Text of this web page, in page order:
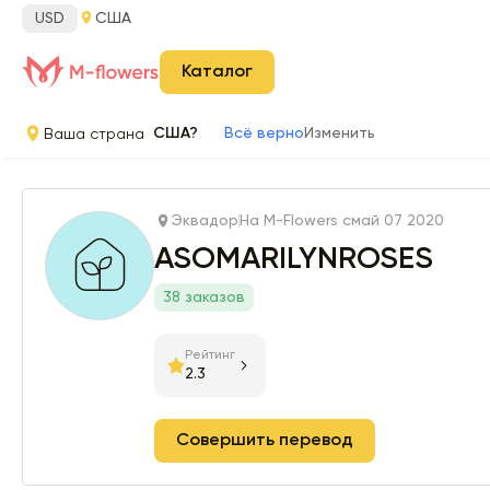
USD США
Каталог
Ваша страна США? Всё верно Изменить
Эквадор На M-Flowers смай 07 2020
ASOMARILYNROSES
38 заказов
Рейтинг
2.3
Совершить перевод